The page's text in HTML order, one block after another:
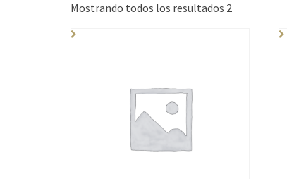
Mostrando todos los resultados 2